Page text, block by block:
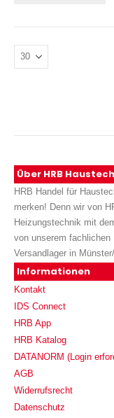
Über HRB
HRB Handel für
merken! Denn wir von
Heizungstechnik mit
von unserem fachlichen
Versandlager in
Informationen
Kontakt
IDS Connect
HRB App
HRB Katalog
DATANORM (Login
AGB
Widerrufsrecht
Datenschutz